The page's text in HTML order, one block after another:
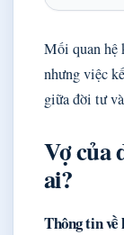
Mối quan hệ
nhưng việc
giữa đời tư
Vợ của
ai?
Thông tin về